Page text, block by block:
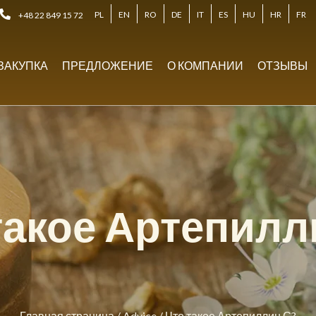
ПРЕДЛОЖЕНИЕ О КОМПАНИИ ОТЗЫВЫ
+48 22 849 15 72 PL EN RO DE IT ES HU HR FR